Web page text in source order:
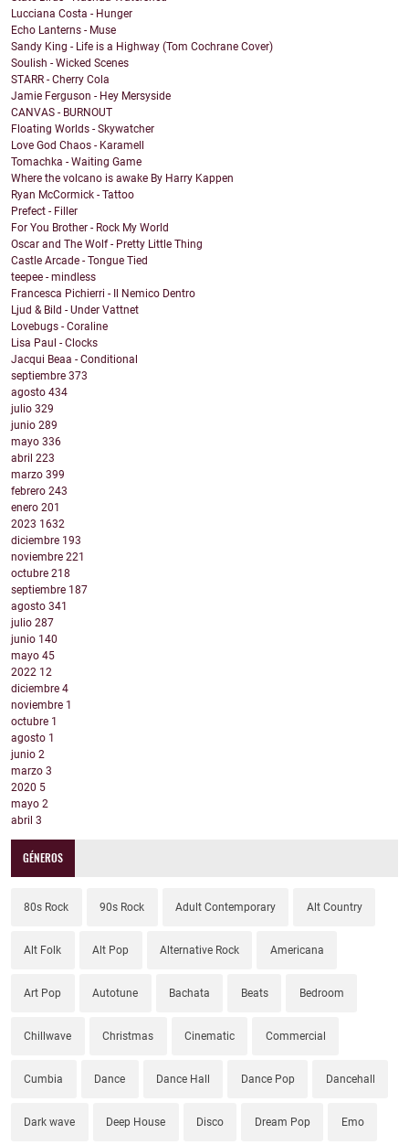
Lucciana Costa - Hunger
Echo Lanterns - Muse
Sandy King - Life is a Highway (Tom Cochrane Cover)
Soulish - Wicked Scenes
STARR - Cherry Cola
Jamie Ferguson - Hey Mersyside
CANVAS - BURNOUT
Floating Worlds - Skywatcher
Love God Chaos - Karamell
Tomachka - Waiting Game
Where the volcano is awake By Harry Kappen
Ryan McCormick - Tattoo
Prefect - Filler
For You Brother - Rock My World
Oscar and The Wolf - Pretty Little Thing
Castle Arcade - Tongue Tied
teepee - mindless
Francesca Pichierri - Il Nemico Dentro
Ljud & Bild - Under Vattnet
Lovebugs - Coraline
Lisa Paul - Clocks
Jacqui Beaa - Conditional
septiembre 373
agosto 434
julio 329
junio 289
mayo 336
abril 223
marzo 399
febrero 243
enero 201
2023 1632
diciembre 193
noviembre 221
octubre 218
septiembre 187
agosto 341
julio 287
junio 140
mayo 45
2022 12
diciembre 4
noviembre 1
octubre 1
agosto 1
junio 2
marzo 3
2020 5
mayo 2
abril 3
GÉNEROS
80s Rock 90s Rock Adult Contemporary Alt Country
Alt Folk Alt Pop Alternative Rock Americana
Art Pop Autotune Bachata Beats Bedroom
Chillwave Christmas Cinematic Commercial
Cumbia Dance Dance Hall Dance Pop Dancehall
Dark wave Deep House Disco Dream Pop Emo